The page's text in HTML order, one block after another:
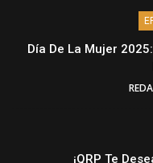
Día De La Mujer
¡QRP Te